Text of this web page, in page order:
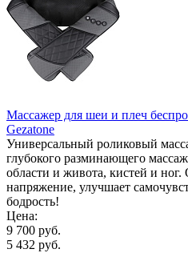
Массажер для шеи и плеч
Gezatone
Универсальный роликовый
глубокого разминающего
области и живота, кистей и
напряжение, улучшает
бодрость!
Цена:
9 700 руб.
5 432 руб.